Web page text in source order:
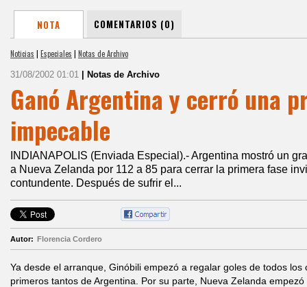
NOTA COMENTARIOS (0)
Noticias | Especiales | Notas de Archivo
31/08/2002 01:01 | Notas de Archivo
Ganó Argentina y cerró una
impecable
INDIANAPOLIS (Enviada Especial).- Argentina mostró un
a Nueva Zelanda por 112 a 85 para cerrar la primera fase
contundente. Después de sufrir el...
Autor: Florencia Cordero
Ya desde el arranque, Ginóbili empezó a regalar goles de todos
primeros tantos de Argentina. Por su parte, Nueva Zelanda